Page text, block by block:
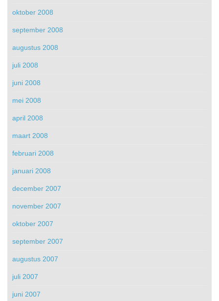
oktober 2008
september 2008
augustus 2008
juli 2008
juni 2008
mei 2008
april 2008
maart 2008
februari 2008
januari 2008
december 2007
november 2007
oktober 2007
september 2007
augustus 2007
juli 2007
juni 2007